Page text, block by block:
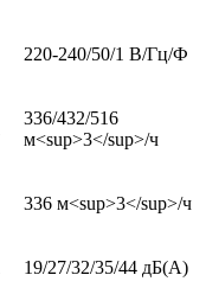
220-240/50/1 В/Гц/Ф
336/432/516
м<sup>3</sup>/ч
336 м<sup>3</sup>/ч
19/27/32/35/44 дБ(А)